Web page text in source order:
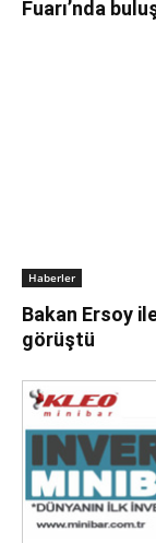
Fuarı’nda
Haberler
Bakan Ersoy
görüştü